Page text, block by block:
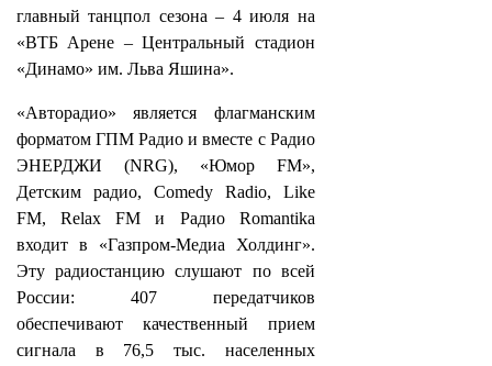
главный танцпол сезона – 4 июля на
«ВТБ Арене – Центральный стадион
«Динамо» им. Льва Яшина».
«Авторадио» является флагманским
форматом ГПМ Радио и вместе с Радио
ЭНЕРДЖИ (NRG), «Юмор FM»,
Детским радио, Comedy Radio, Like
FM, Relax FM и Радио Romantika
входит в «Газпром-Медиа Холдинг».
Эту радиостанцию слушают по всей
России: 407 передатчиков
обеспечивают качественный прием
сигнала в 76,5 тыс. населенных